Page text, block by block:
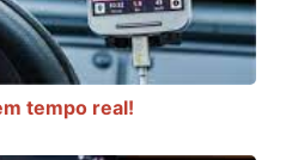
tempo real!